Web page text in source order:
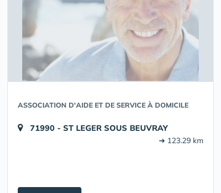
ASSOCIATION D'AIDE ET DE SERVICE À DOMICILE
71990 - ST LEGER SOUS BEUVRAY
➔ 123.29 km